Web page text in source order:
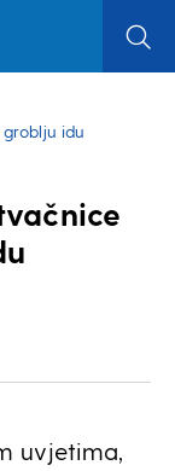
idu
uvjetima,